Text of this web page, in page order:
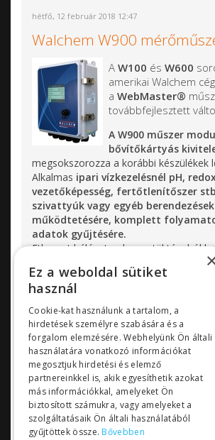
hétfő, 12 február 2018 12:47
Walchem W900
A W100 és W600
amerikai Walchem
a WebMaster®
továbbfejlesztett
A W900 műszer
bővítőkártyás
megsokszorozza a korábbi készülékek
Alkalmas ipari vízkezelésnél pH,
vezetőképesség, fertőtlenítőszer
szivattyúk vagy egyéb berendezések
működtetésére, komplett
adatok gyűjtésére.
Ethernet hálózaton keresztül távolról
Nem PLC, nem kell programozni, csak
bonyolult technológiákat tud vezérelni.
folyamatosan megújul, az új szoftver
letölthető.
Címkék: Walchem
hűtőtorony
vízminőség mérő műszer
uszodai
mérő
Bővebben...
Ez a weboldal sütiket
használ
Cookie-kat használunk a tartalom, a
hirdetések személyre szabására és a
forgalom elemzésére. Webhelyünk Ön általi
használatára vonatkozó információkat
megosztjuk hirdetési és elemző
partnereinkkel is, akik egyesíthetik azokat
más információkkal, amelyeket Ön
biztosított számukra, vagy amelyeket a
szolgáltatásaik Ön általi használatából
gyűjtöttek össze. Bővebben